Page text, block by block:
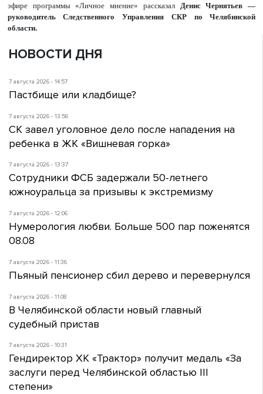
эфире программы «Личное мнение» рассказал Денис Чернятьев —
руководитель Следственного Управления СКР по Челябинской
области.
НОВОСТИ ДНЯ
7 августа 2026 - 14:57
Пастбище или кладбище?
7 августа 2026 - 13:56
СК завел уголовное дело после нападения на
ребенка в ЖК «Вишневая горка»
7 августа 2026 - 13:37
Сотрудники ФСБ задержали 50-летнего
южноуральца за призывы к экстремизму
7 августа 2026 - 12:06
Нумерология любви. Больше 500 пар поженятся
08.08
7 августа 2026 - 11:36
Пьяный пенсионер сбил дерево и перевернулся
7 августа 2026 - 11:08
В Челябинской области новый главный
судебный пристав
7 августа 2026 - 10:31
Гендиректор ХК «Трактор» получит медаль «За
заслуги перед Челябинской областью III
степени»